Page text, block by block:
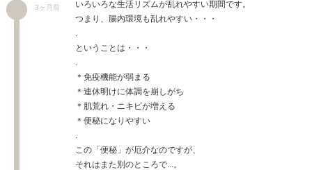
3ヶ月前
いろいろな生活リズムが乱れやすい期間です。
つまり、腸内環境も乱れやすい・・・
.
ということは・・・
.
＊免疫機能が弱まる
＊連休明けに体調を崩しがち
＊肌荒れ・ニキビが増える
＊便秘になりやすい
.
この「便秘」が厄介なのですが、
それはまた別のところで...。